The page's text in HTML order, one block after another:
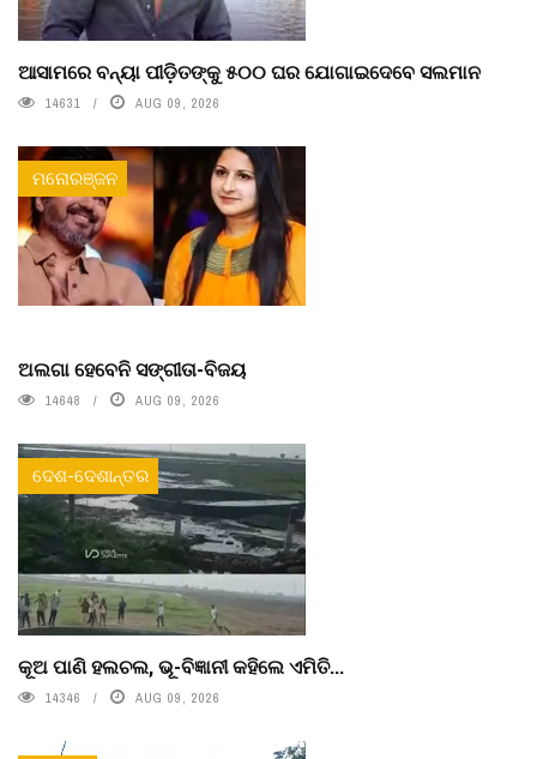
ଆସାମରେ ବନ୍ୟା ପୀଡ଼ିତଙ୍କୁ ୫୦୦ ଘର ଯୋଗାଇଦେବେ ସଲମାନ
14631 AUG 09, 2026
ମନୋରଞ୍ଜନ
ଅଲଗା ହେବେନି ସଙ୍ଗୀତା-ବିଜୟ
14648 AUG 09, 2026
ଦେଶ-ଦେଶାନ୍ତର
କୂଅ ପାଣି ହଲଚଲ, ଭୂ-ବିଜ୍ଞାନୀ କହିଲେ ଏମିତି...
14346 AUG 09, 2026